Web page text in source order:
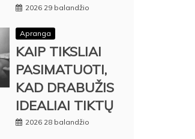
2026 29 balandžio
Apranga
KAIP TIKSLIAI
PASIMATUOTI,
KAD DRABUŽIS
IDEALIAI TIKTŲ
2026 28 balandžio